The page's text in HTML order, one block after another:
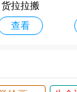
货拉拉搬
家小哥
查看